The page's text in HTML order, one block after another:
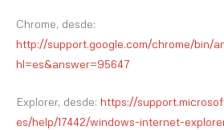
Chrome, desde:
http://support.google.com/chrome/bin/
hl=es&answer=95647
Explorer, desde: https://
es/help/17442/windows-internet-